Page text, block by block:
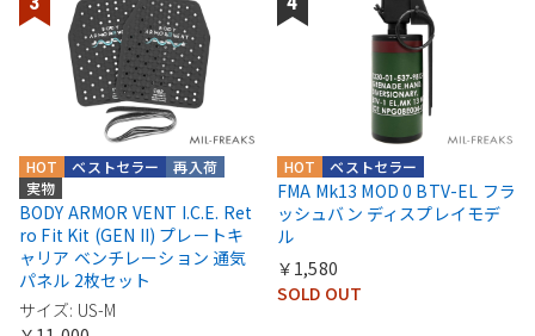
実物
再入荷
ベストセラー
HOT
BODY ARMOR VENT I.C.E. Ret
ro Fit Kit (GEN II) プレートキ
ャリア ベンチレーション 通気
パネル 2枚セット
サイズ: US-M
ベストセラー
HOT
FMA Mk13 MOD 0 BTV-EL フラ
ッシュバン ディスプレイモデ
ル
￥1,580
SOLD OUT